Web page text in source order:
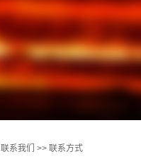
联系我们 >> 联系方式